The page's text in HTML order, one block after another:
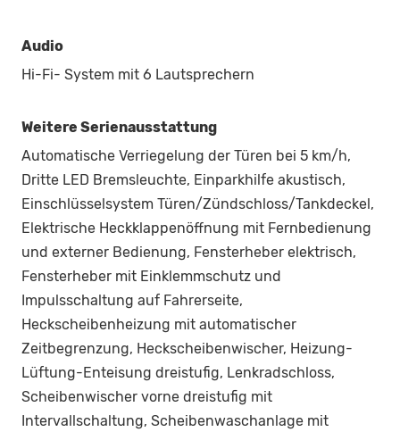
Audio
Hi-Fi- System mit 6 Lautsprechern
Weitere Serienausstattung
Automatische Verriegelung der Türen bei 5 km/h,
Dritte LED Bremsleuchte, Einparkhilfe akustisch,
Einschlüsselsystem Türen/Zündschloss/Tankdeckel,
Elektrische Heckklappenöffnung mit Fernbedienung
und externer Bedienung, Fensterheber elektrisch,
Fensterheber mit Einklemmschutz und
Impulsschaltung auf Fahrerseite,
Heckscheibenheizung mit automatischer
Zeitbegrenzung, Heckscheibenwischer, Heizung-
Lüftung-Enteisung dreistufig, Lenkradschloss,
Scheibenwischer vorne dreistufig mit
Intervallschaltung, Scheibenwaschanlage mit